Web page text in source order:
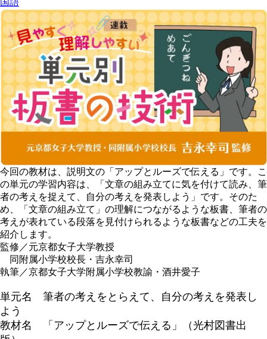
今回の教材は、説明文の「アップとルーズで伝える」です。こ
の単元の学習内容は、「文章の組み立てに気を付けて読み、筆
者の考えを捉えて、自分の考えを発表しよう」です。そのた
め、「文章の組み立て」の理解につながるような板書、筆者の
考えが表れている段落を見付けられるような板書などの工夫を
紹介します。
監修／元京都女子大学教授
同附属小学校校長・吉永幸司
執筆／京都女子大学附属小学校教諭・酒井愛子
単元名 筆者の考えをとらえて、自分の考えを発表し
よう
教材名 「アップとルーズで伝える」（光村図書出